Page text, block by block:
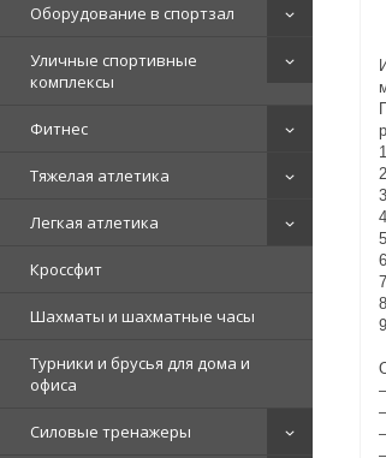
Оборудование в спортзал
Уличные спортивные
комплексы
Фитнес
Тяжелая атлетика
Легкая атлетика
Кроссфит
Шахматы и шахматные часы
Турники и брусья для дома и
офиса
Силовые тренажеры